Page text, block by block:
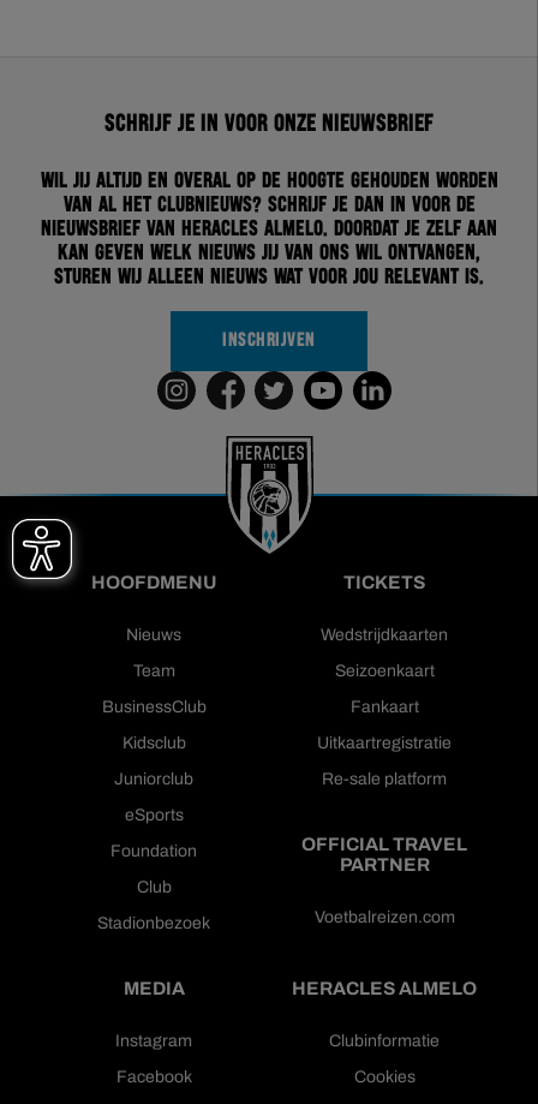
Schrijf je in voor onze nieuwsbrief
Wil jij altijd en overal op de hoogte gehouden worden
van al het clubnieuws? Schrijf je dan in voor de
nieuwsbrief van Heracles Almelo. Doordat je zelf aan
kan geven welk nieuws jij van ons wil ontvangen,
sturen wij alleen nieuws wat voor jou relevant is.
INSCHRIJVEN
HOOFDMENU
Nieuws
Team
BusinessClub
Kidsclub
Juniorclub
eSports
Foundation
Club
Stadionbezoek
TICKETS
Wedstrijdkaarten
Seizoenkaart
Fankaart
Uitkaartregistratie
Re-sale platform
OFFICIAL TRAVEL
PARTNER
Voetbalreizen.com
MEDIA
Instagram
Facebook
HERACLES ALMELO
Clubinformatie
Cookies